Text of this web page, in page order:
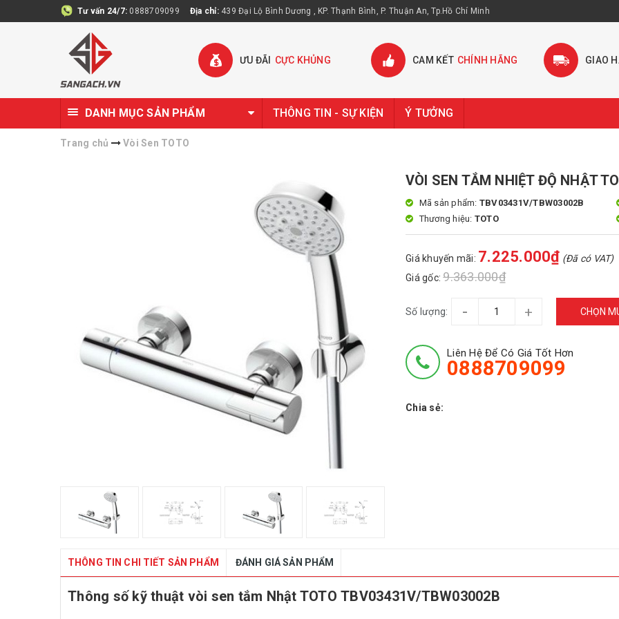
Tư vấn 24/7: 0888709099 Địa chỉ: 439 Đại Lộ Bình Dương , KP. Thạnh Bình, P. Thuận An, Tp.Hồ Chí Minh
ƯU ĐÃI CỰC KHỦNG CAM KẾT CHÍNH HÃNG GIAO
DANH MỤC SẢN PHẨM THÔNG TIN - SỰ KIỆN Ý TƯỞNG
Trang chủ Vòi Sen TOTO
VÒI SEN TẮM NHIỆT ĐỘ NHẬT
Mã sản phẩm: TBV03431V/TBW03002B
Thương hiệu: TOTO
Giá khuyến mãi: 7.225.000₫ (Đã có VAT)
Giá gốc:9.363.000₫
Số lượng: - + CHỌN
Liên Hệ Để Có Giá Tốt Hơn
0888709099
Chia sẻ:
THÔNG TIN CHI TIẾT SẢN PHẨM ĐÁNH GIÁ SẢN PHẨM
Thông số kỹ thuật vòi sen tắm Nhật TOTO TBV03431V/TBW03002B